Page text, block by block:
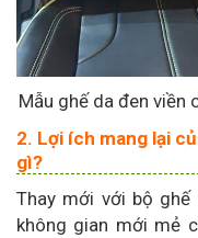
Mẫu ghế da đen viền
2. Lợi ích mang lại
gì?
Thay mới với bộ ghế
không gian mới mẻ